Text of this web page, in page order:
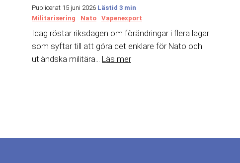
Publicerat 15 juni 2026
Militarisering
Nato Vapenexport
Idag röstar riksdagen om förändringar i flera lagar
som syftar till att göra det enklare för Nato och
utländska militära... Läs mer